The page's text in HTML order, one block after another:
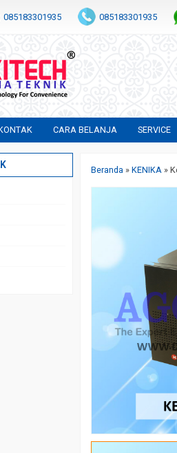
085183301935 085183301935
CARA BELANJA SERVICE
Beranda »KENIKA »